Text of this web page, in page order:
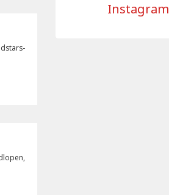
Instagram